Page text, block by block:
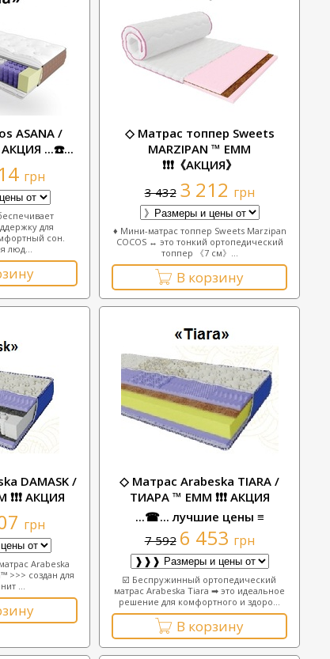
ASANA /
...☎️...
грн
для
сон.
люд...
◇ Матрас топпер Sweets
MARZIPAN ™ ЕММ
❗❗❗《АКЦИЯ》
3 432 3 212 грн
♦ Мини-матрас топпер Sweets Marzipan
COCOS ↔ это тонкий ортопедический
топпер 《7 см》...
В корзину
DAMASK /
АКЦИЯ
грн
Arabeska
>>> создан для
...
◇ Матрас Arabeska TIARA /
ТИАРА ™ ЕММ ❗❗❗ АКЦИЯ
...☎... лучшие цены ≡
7 592 6 453 грн
☑️ Беспружинный ортопедический
матрас Arabeska Tiara ➡ это идеальное
решение для комфортного и здоро...
В корзину